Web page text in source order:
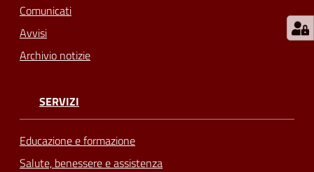
Comunicati
Avvisi
Archivio notizie
SERVIZI
Educazione e formazione
Salute, benessere e assistenza